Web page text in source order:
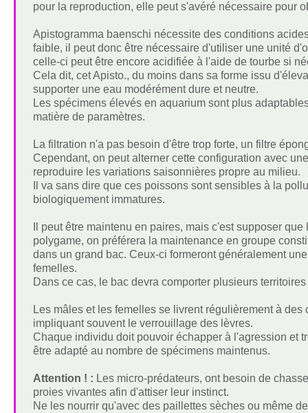
pour la reproduction, elle peut s'avéré nécessaire pour
Apistogramma baenschi nécessite des conditions
faible, il peut donc être nécessaire d'utiliser une unité
celle-ci peut être encore acidifiée à l'aide de tourbe si
Cela dit, cet Apisto., du moins dans sa forme issu
supporter une eau modérément dure et neutre.
Les spécimens élevés en aquarium sont plus
matière de paramètres.
La filtration n'a pas besoin d'être trop forte, un filtre
Cependant, on peut alterner cette configuration avec
reproduire les variations saisonnières propre au milieu.
Il va sans dire que ces poissons sont sensibles à la
biologiquement immatures.
Il peut être maintenu en paires, mais c'est supposer
polygame, on préférera la maintenance en groupe
dans un grand bac. Ceux-ci formeront généralement
femelles.
Dans ce cas, le bac devra comporter plusieurs
Les mâles et les femelles se livrent régulièrement à
impliquant souvent le verrouillage des lèvres.
Chaque individu doit pouvoir échapper à l'agression et
être adapté au nombre de spécimens maintenus.
Attention ! : Les micro-prédateurs, ont besoin de
proies vivantes afin d'attiser leur instinct.
Ne les nourrir qu'avec des paillettes sèches ou même